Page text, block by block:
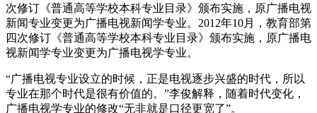
次修订《普通高等学校本科专业目录》颁布实施，原广播电视
新闻专业变更为广播电视新闻学专业。2012年10月，教育部第
四次修订《普通高等学校本科专业目录》颁布实施，原广播电
视新闻学专业变更为广播电视学专业。
“广播电视专业设立的时候，正是电视逐步兴盛的时代，所以
专业在那个时代是很有价值的。”李俊解释，随着时代变化，
广播电视学专业的修改“无非就是口径更宽了”。